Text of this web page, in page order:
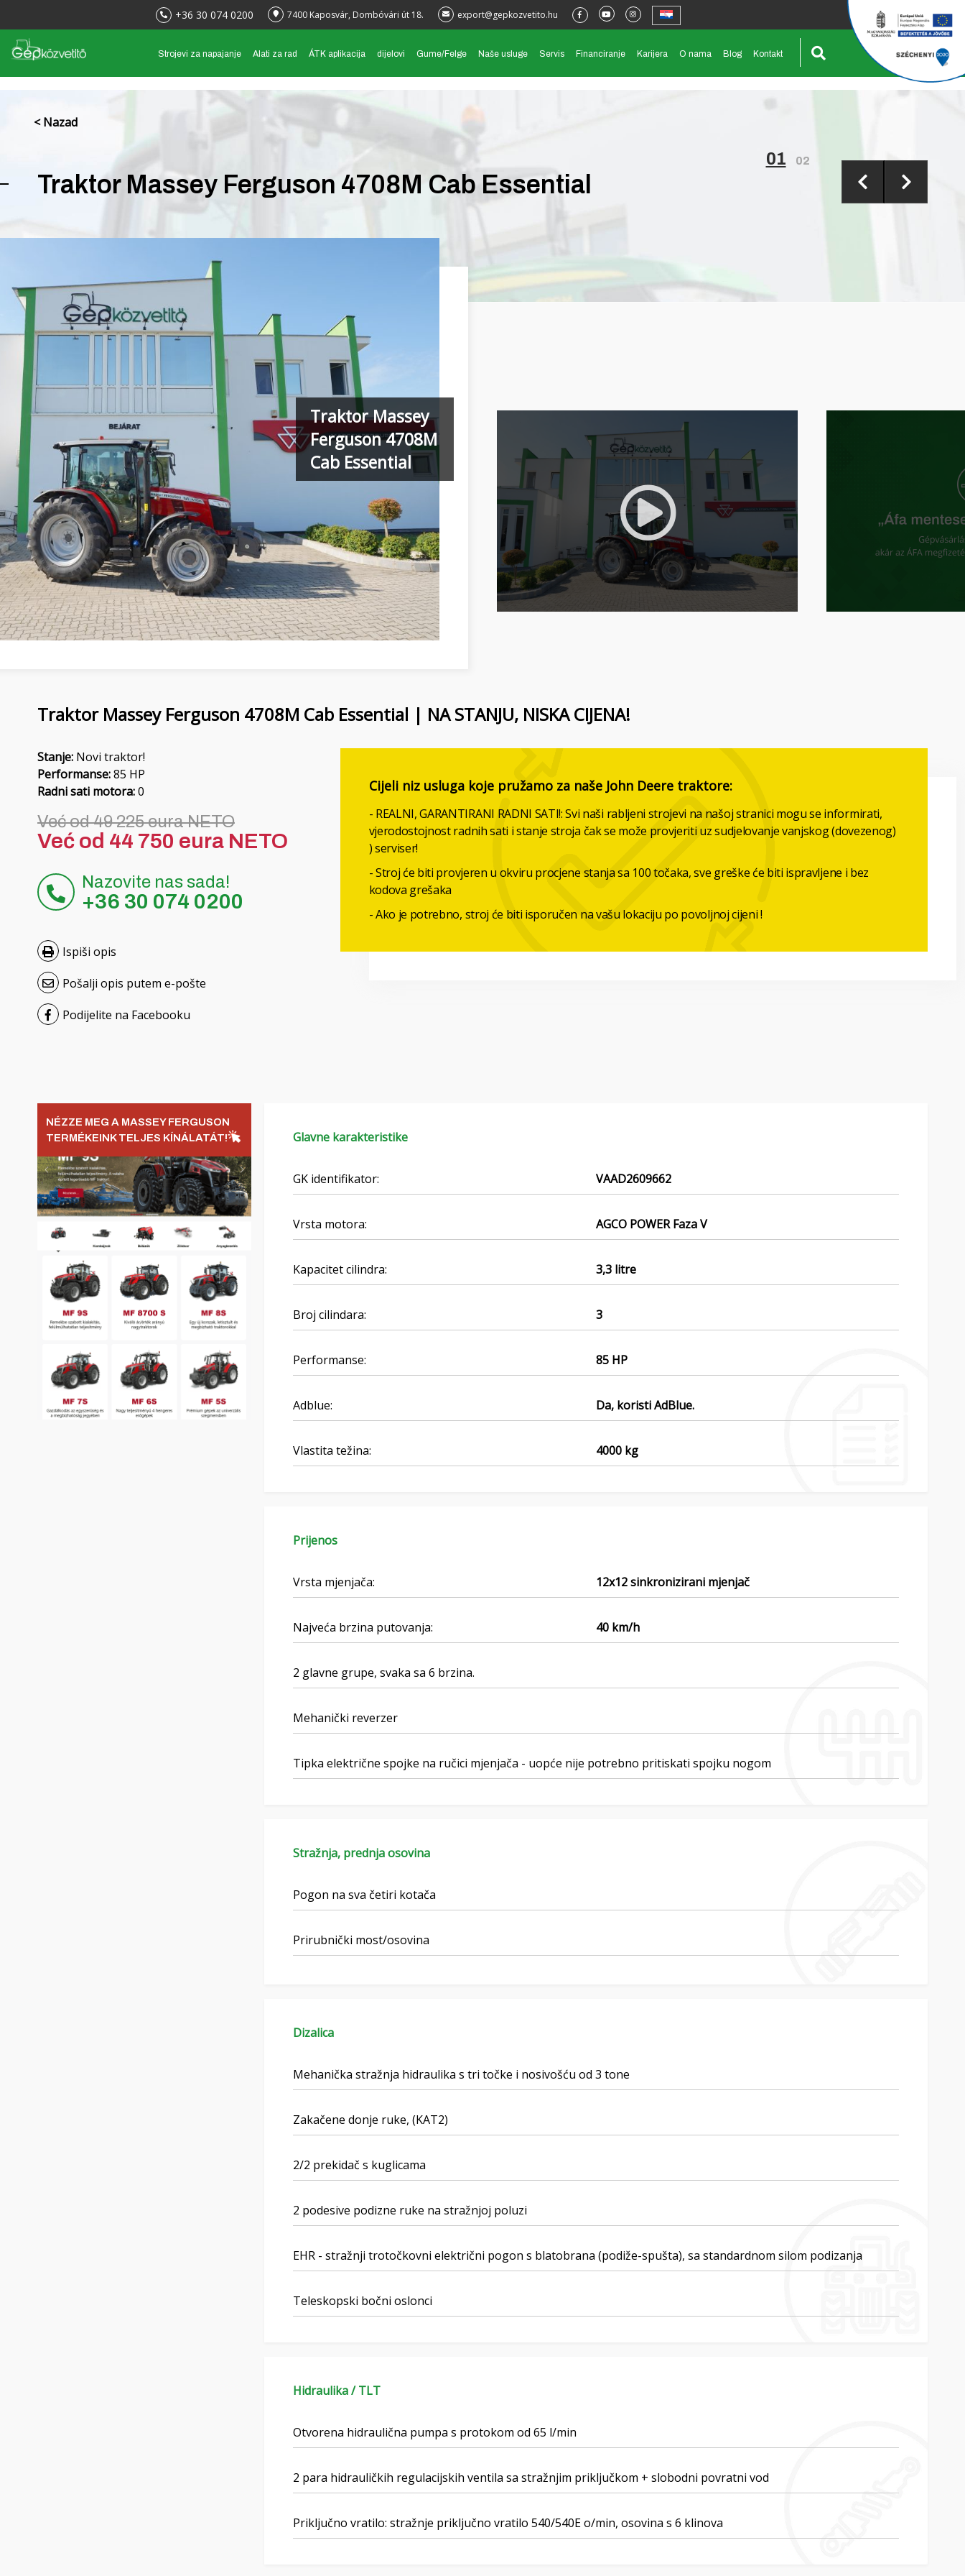
+36 30 074 0200 7400 Kaposvár, Dombóvári út 18. export@gepkozvetito.hu
Strojevi za napajanje Alati za rad ÁTK aplikacija dijelovi Gume/Felge Naše usluge Servis Financiranje Karijera O nama Blog Kontakt
01 02
< Nazad
Traktor Massey Ferguson 4708M Cab Essential
Traktor Massey
Ferguson 4708M
Cab Essential
Traktor Massey Ferguson 4708M Cab Essential | NA STANJU, NISKA CIJENA!
Stanje: Novi traktor!
Performanse:85 HP
Radni sati motora:0
Već od 49 225 eura NETO
Već od 44 750 eura NETO
Nazovite nas sada!
+36 30 074 0200
Ispiši opis
Pošalji opis putem e-pošte
Podijelite na Facebooku
Cijeli niz usluga koje pružamo za naše John Deere traktore:
- REALNI, GARANTIRANI RADNI SATI!: Svi naši rabljeni strojevi na našoj stranici mogu se informirati,
vjerodostojnost radnih sati i stanje stroja čak se može provjeriti uz sudjelovanje vanjskog (dovezenog)
) serviser!
- Stroj će biti provjeren u okviru procjene stanja sa 100 točaka, sve greške će biti ispravljene i bez
kodova grešaka
- Ako je potrebno, stroj će biti isporučen na vašu lokaciju po povoljnoj cijeni !
NÉZZE MEG A MASSEY FERGUSON
TERMÉKEINK TELJES KÍNÁLATÁT!
Glavne karakteristike
GK identifikator: VAAD2609662
Vrsta motora: AGCO POWER Faza V
Kapacitet cilindra: 3,3 litre
Broj cilindara: 3
Performanse: 85 HP
Adblue: Da, koristi AdBlue.
Vlastita težina: 4000 kg
Prijenos
Vrsta mjenjača: 12x12 sinkronizirani mjenjač
Najveća brzina putovanja: 40 km/h
2 glavne grupe, svaka sa 6 brzina.
Mehanički reverzer
Tipka električne spojke na ručici mjenjača - uopće nije potrebno pritiskati spojku nogom
Stražnja, prednja osovina
Pogon na sva četiri kotača
Prirubnički most/osovina
Dizalica
Mehanička stražnja hidraulika s tri točke i nosivošću od 3 tone
Zakačene donje ruke, (KAT2)
2/2 prekidač s kuglicama
2 podesive podizne ruke na stražnjoj poluzi
EHR - stražnji trotočkovni električni pogon s blatobrana (podiže-spušta), sa standardnom silom podizanja
Teleskopski bočni oslonci
Hidraulika / TLT
Otvorena hidraulična pumpa s protokom od 65 l/min
2 para hidrauličkih regulacijskih ventila sa stražnjim priključkom + slobodni povratni vod
Priključno vratilo: stražnje priključno vratilo 540/540E o/min, osovina s 6 klinova